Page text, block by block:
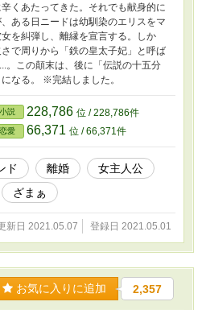
くあたってきた。それでも献身的に
ある日ニードは幼馴染のエリスをマ
を糾弾し、離縁を宣言する。しか
で周りから「鉄の皇太子妃」と呼ば
。この顛末は、後に「伝説の十五分
なる。 ※完結しました。
小説 228,786 位 / 228,786件
恋愛 66,371 位 / 66,371件
ド 離婚
女主人公
ざまぁ
新日 2021.05.07 登録日 2021.05.01
お気に入りに追加 2,357